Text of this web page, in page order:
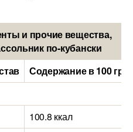
и прочие вещества,
по-кубански
Содержание в 100
100.8 ккал